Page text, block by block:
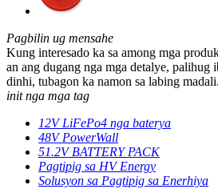
Pagbilin ug mensahe
Kung interesado ka sa among mga
an ang dugang nga mga detalye, palihug
dinhi, tubagon ka namon sa labing madali.
init nga mga tag
12V LiFePo4 nga baterya
48V PowerWall
51.2V BATTERY PACK
Pagtipig sa HV Energy
Solusyon sa Pagtipig sa Enerhiya